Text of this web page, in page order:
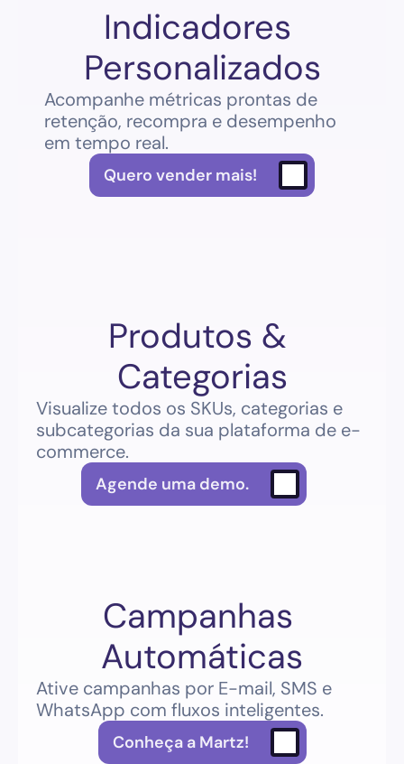
Indicadores
Personalizados
Acompanhe métricas prontas de
retenção, recompra e desempenho
em tempo real.
Quero vender mais!
Produtos &
Categorias
Visualize todos os SKUs, categorias e
subcategorias da sua plataforma de e-
commerce.
Agende uma demo.
Campanhas
Automáticas
Ative campanhas por E-mail, SMS e
WhatsApp com fluxos inteligentes.
Conheça a Martz!